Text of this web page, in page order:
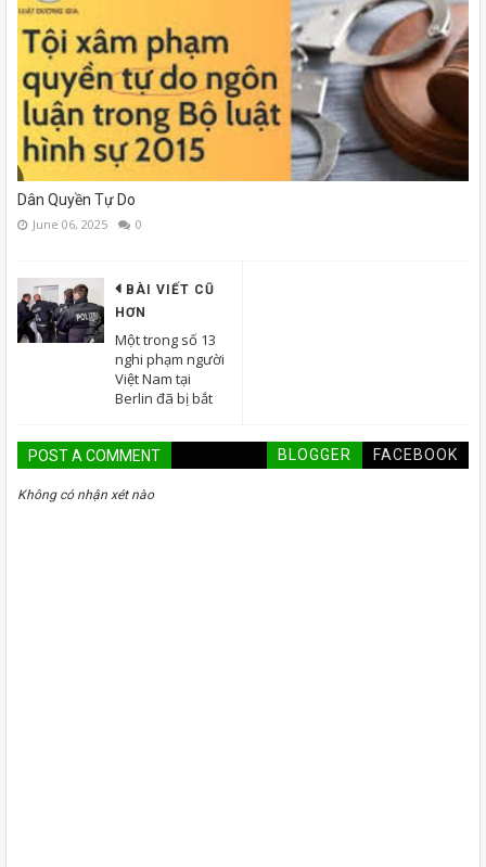
Dân Quyền Tự Do
June 06, 2025 0
BÀI VIẾT CŨ
HƠN
Một trong số 13
nghi phạm người
Việt Nam tại
Berlin đã bị bắt
POST A COMMENT BLOGGER FACEBOOK
Không có nhận xét nào